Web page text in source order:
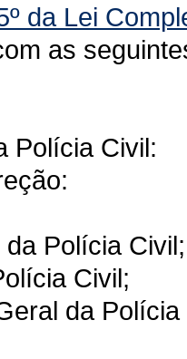
da Lei
as
Polícia Civil:
Polícia Civil;
Civil;
da Polícia